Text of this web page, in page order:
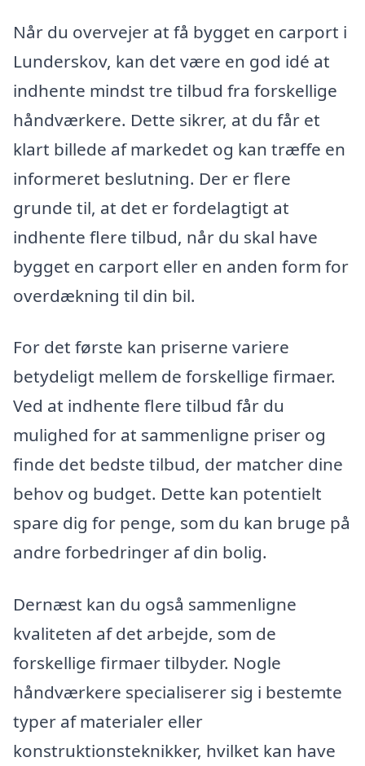
Når du overvejer at få bygget en carport i
Lunderskov, kan det være en god idé at
indhente mindst tre tilbud fra forskellige
håndværkere. Dette sikrer, at du får et
klart billede af markedet og kan træffe en
informeret beslutning. Der er flere
grunde til, at det er fordelagtigt at
indhente flere tilbud, når du skal have
bygget en carport eller en anden form for
overdækning til din bil.
For det første kan priserne variere
betydeligt mellem de forskellige firmaer.
Ved at indhente flere tilbud får du
mulighed for at sammenligne priser og
finde det bedste tilbud, der matcher dine
behov og budget. Dette kan potentielt
spare dig for penge, som du kan bruge på
andre forbedringer af din bolig.
Dernæst kan du også sammenligne
kvaliteten af det arbejde, som de
forskellige firmaer tilbyder. Nogle
håndværkere specialiserer sig i bestemte
typer af materialer eller
konstruktionsteknikker, hvilket kan have